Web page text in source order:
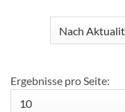
Ergebnisse pro Seite: